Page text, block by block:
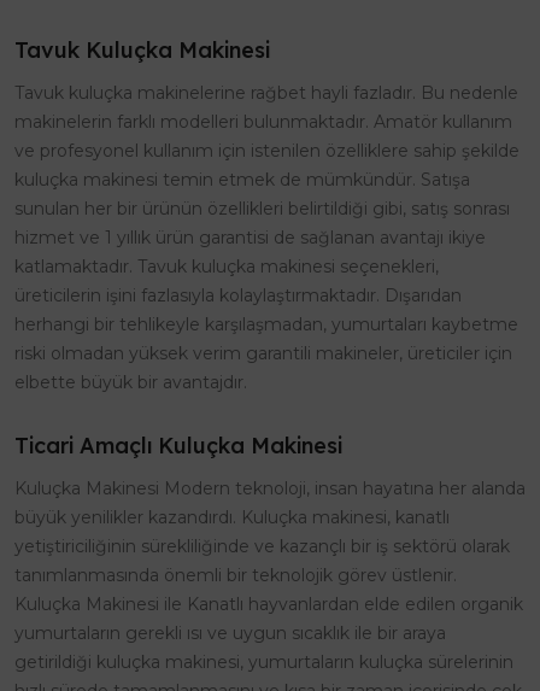
Tavuk Kuluçka Makinesi
Tavuk kuluçka makinelerine rağbet hayli fazladır. Bu nedenle
makinelerin farklı modelleri bulunmaktadır. Amatör kullanım
ve profesyonel kullanım için istenilen özelliklere sahip şekilde
kuluçka makinesi temin etmek de mümkündür. Satışa
sunulan her bir ürünün özellikleri belirtildiği gibi, satış sonrası
hizmet ve 1 yıllık ürün garantisi de sağlanan avantajı ikiye
katlamaktadır. Tavuk kuluçka makinesi seçenekleri,
üreticilerin işini fazlasıyla kolaylaştırmaktadır. Dışarıdan
herhangi bir tehlikeyle karşılaşmadan, yumurtaları kaybetme
riski olmadan yüksek verim garantili makineler, üreticiler için
elbette büyük bir avantajdır.
Ticari Amaçlı Kuluçka Makinesi
Kuluçka Makinesi Modern teknoloji, insan hayatına her alanda
büyük yenilikler kazandırdı. Kuluçka makinesi, kanatlı
yetiştiriciliğinin sürekliliğinde ve kazançlı bir iş sektörü olarak
tanımlanmasında önemli bir teknolojik görev üstlenir.
Kuluçka Makinesi ile Kanatlı hayvanlardan elde edilen organik
yumurtaların gerekli ısı ve uygun sıcaklık ile bir araya
getirildiği kuluçka makinesi, yumurtaların kuluçka sürelerinin